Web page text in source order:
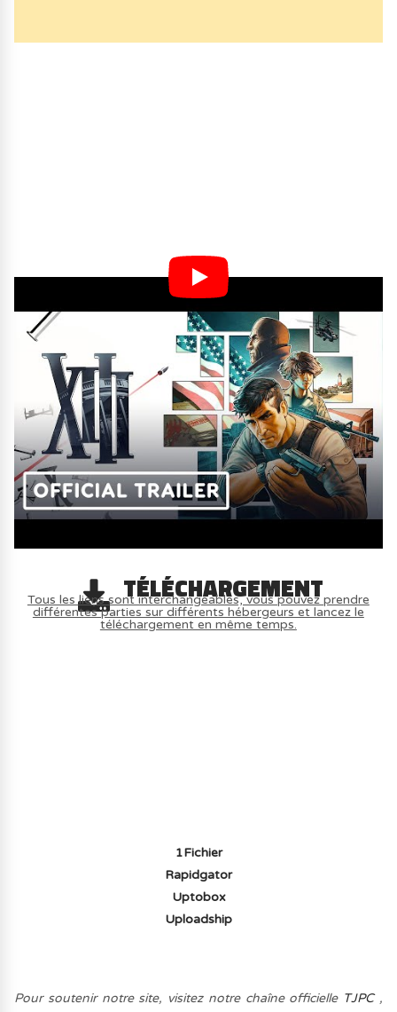
TÉLÉCHARGEMENT
Tous les liens sont interchangeables, vous pouvez prendre
différentes parties sur différents hébergeurs et lancez le
téléchargement en même temps.
1Fichier
Rapidgator
Uptobox
Uploadship
Pour soutenir notre site, visitez notre chaîne officielle TJPC,